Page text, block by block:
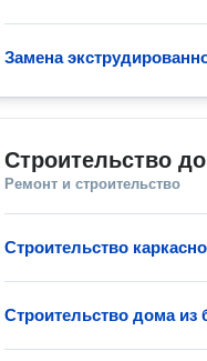
Замена
Строительство
Ремонт и строительство
Строительство
Строительство дома из